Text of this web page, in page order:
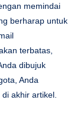
memindai
berharap untuk
terbatas,
dibujuk
Anda
akhir artikel.